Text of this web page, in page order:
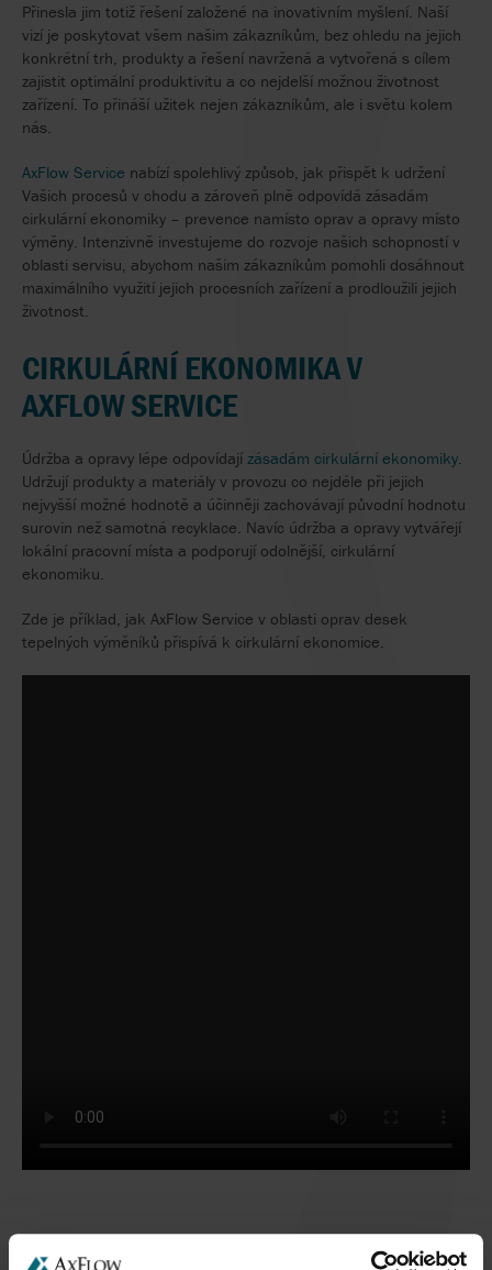
Přinesla jim totiž řešení založené na inovativním myšlení. Naší
vizí je poskytovat všem našim zákazníkům, bez ohledu na jejich
konkrétní trh, produkty a řešení navržená a vytvořená s cílem
zajistit optimální produktivitu a co nejdelší možnou životnost
zařízení. To přináší užitek nejen zákazníkům, ale i světu kolem
nás.
AxFlow Service nabízí spolehlivý způsob, jak přispět k udržení
Vašich procesů v chodu a zároveň plně odpovídá zásadám
cirkulární ekonomiky – prevence namísto oprav a opravy místo
výměny. Intenzivně investujeme do rozvoje našich schopností v
oblasti servisu, abychom našim zákazníkům pomohli dosáhnout
maximálního využití jejich procesních zařízení a prodloužili jejich
životnost.
CIRKULÁRNÍ EKONOMIKA V
AXFLOW SERVICE
Údržba a opravy lépe odpovídají zásadám cirkulární ekonomiky.
Udržují produkty a materiály v provozu co nejdéle při jejich
nejvyšší možné hodnotě a účinněji zachovávají původní hodnotu
surovin než samotná recyklace. Navíc údržba a opravy vytvářejí
lokální pracovní místa a podporují odolnější, cirkulární
ekonomiku.
Zde je příklad, jak AxFlow Service v oblasti oprav desek
tepelných výměníků přispívá k cirkulární ekonomice.